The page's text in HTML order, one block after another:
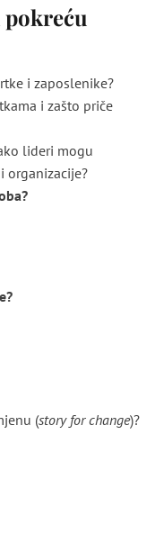
i zaposlenike?
i zašto priče
lideri mogu
organizacije?
(story for change)?